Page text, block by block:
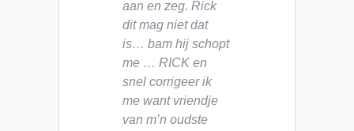
aan en zeg. Rick
dit mag niet dat
is… bam hij schopt
me … RICK en
snel corrigeer ik
me want vriendje
van m’n oudste